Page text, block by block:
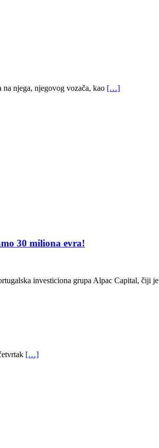
njega, njegovog vozača, kao […]
30 miliona evra!
investiciona grupa Alpac Capital, čiji je
[…]